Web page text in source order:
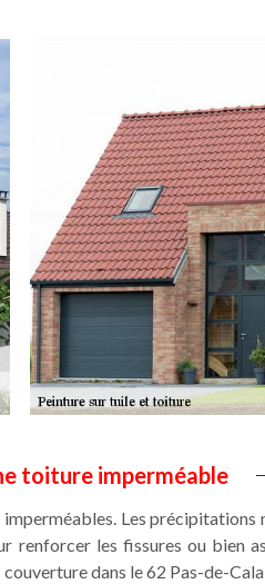
toiture imperméable
Les précipitations
renforcer les fissures ou bien
dans le 62 Pas-de-